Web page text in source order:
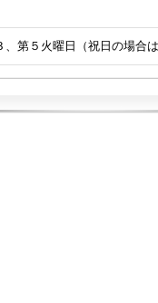
、第５火曜日（祝日の場合